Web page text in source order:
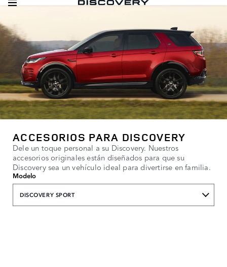
ACCESORIOS PARA DISCOVERY
Dele un toque personal a su Discovery. Nuestros
accesorios originales están diseñados para que su
Discovery sea un vehículo ideal para divertirse en familia.
Modelo
DISCOVERY SPORT